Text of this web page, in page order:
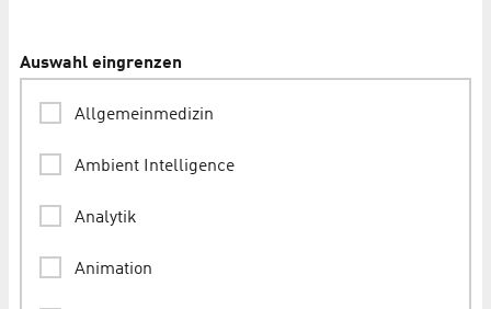
Auswahl eingrenzen
Allgemeinmedizin
Ambient Intelligence
Analytik
Animation